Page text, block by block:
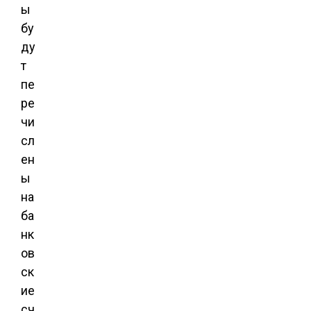
ы
бу
ду
т
пе
ре
чи
сл
ен
ы
на
ба
нк
ов
ск
ие